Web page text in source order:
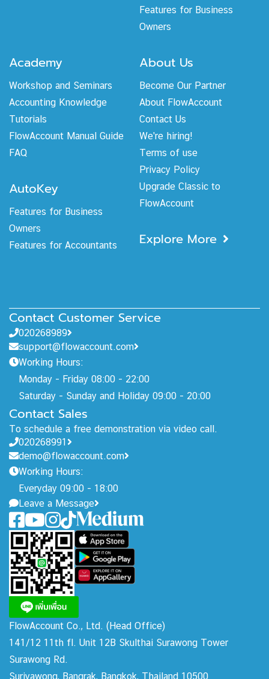
Features for Business
Owners
Academy
Workshop and Seminars
Accounting Knowledge
Tutorials
FlowAccount Manual Guide
FAQ
AutoKey
Features for Business
Owners
Features for Accountants
About Us
Become Our Partner
About FlowAccount
Contact Us
We're hiring!
Terms of use
Privacy Policy
Upgrade Classic to
FlowAccount
Explore More
Contact Customer Service
020268989
support@flowaccount.com
Working Hours:
Monday - Friday 08:00 - 22:00
Saturday - Sunday and Holiday 09:00 - 20:00
Contact Sales
To schedule a free demonstration via video call.
020268991
demo@flowaccount.com
Working Hours:
Everyday 09:00 - 18:00
Leave a Message
FlowAccount Co., Ltd. (Head Office)
141/12 11th fl. Unit 12B Skulthai Surawong Tower
Surawong Rd.
Suriyawong, Bangrak, Bangkok, Thailand 10500